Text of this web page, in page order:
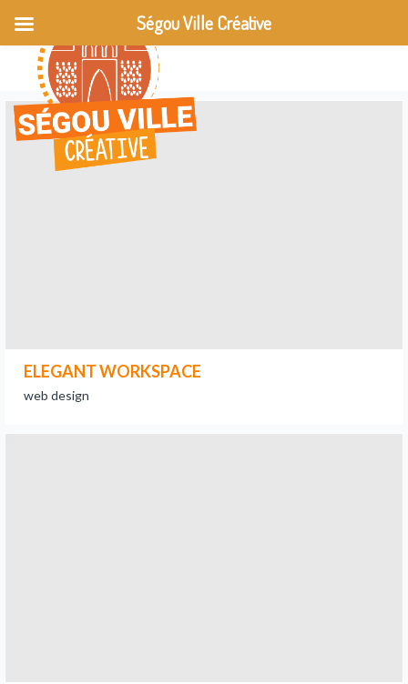
ELEGANT WORKSPACE
web design
Ségou Ville Créative